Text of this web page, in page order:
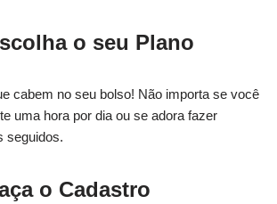
o seu Plano
cabem no seu bolso! Não importa se você
uma hora por dia ou se adora fazer
seguidos.
o Cadastro